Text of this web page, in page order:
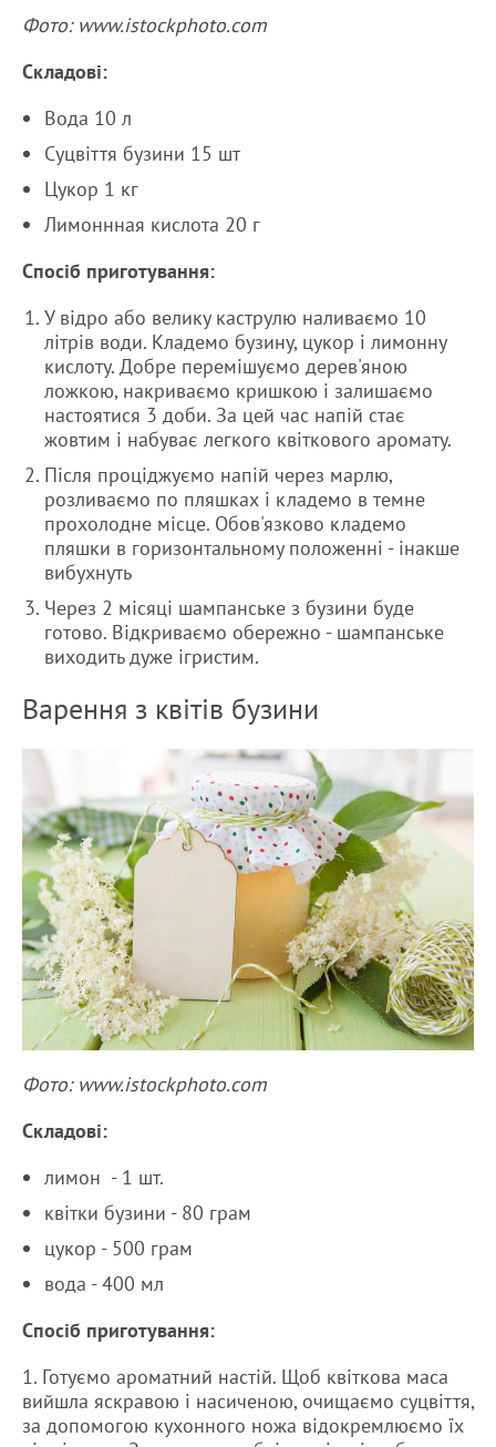
Фото: www.istockphoto.com
Складові:
Вода 10 л
Суцвіття бузини 15 шт
Цукор 1 кг
Лимоннная кислота 20 г
Спосіб приготування:
У відро або велику каструлю наливаємо 10
літрів води. Кладемо бузину, цукор і лимонну
кислоту. Добре перемішуємо дерев'яною
ложкою, накриваємо кришкою і залишаємо
настоятися 3 доби. За цей час напій стає
жовтим і набуває легкого квіткового аромату.
Після проціджуємо напій через марлю,
розливаємо по пляшках і кладемо в темне
прохолодне місце. Обов'язково кладемо
пляшки в горизонтальному положенні - інакше
вибухнуть
Через 2 місяці шампанське з бузини буде
готово. Відкриваємо обережно - шампанське
виходить дуже ігристим.
Варення з квітів бузини
Фото: www.istockphoto.com
Складові:
лимон - 1 шт.
квітки бузини - 80 грам
цукор - 500 грам
вода - 400 мл
Спосіб приготування:
1. Готуємо ароматний настій. Щоб квіткова маса
вийшла яскравою і насиченою, очищаємо суцвіття,
за допомогою кухонного ножа відокремлюємо їх